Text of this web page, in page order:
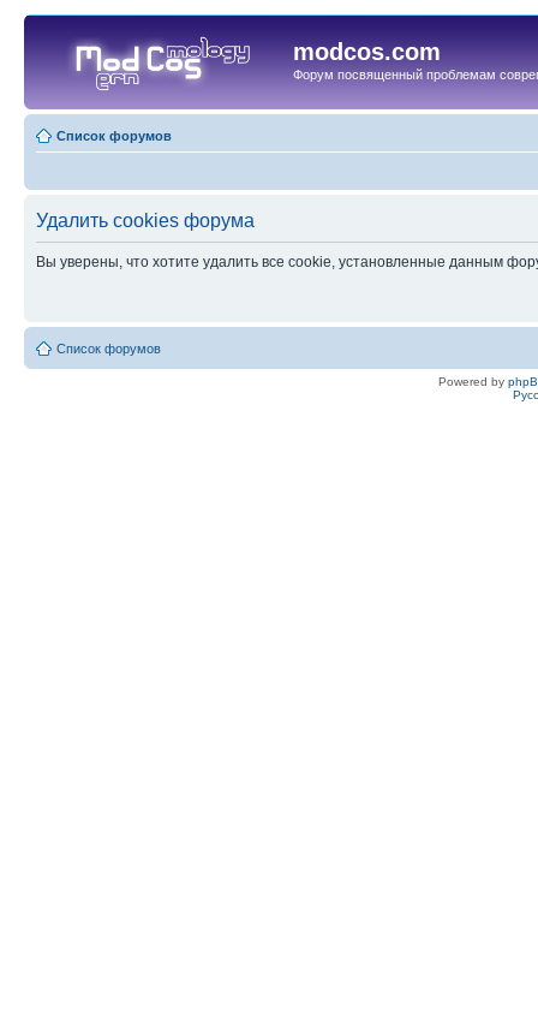
modcos.com
Форум посвященный проблемам
Список форумов
Удалить cookies форума
Вы уверены, что хотите удалить все cookie, установленные данным
Список форумов
Powered by